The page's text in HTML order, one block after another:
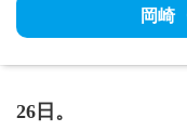
岡崎
26日。